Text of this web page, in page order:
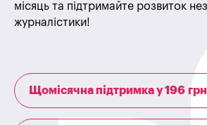
місяць та підтримайте розвиток
журналістики!
Щомісячна підтримка у 196 грн